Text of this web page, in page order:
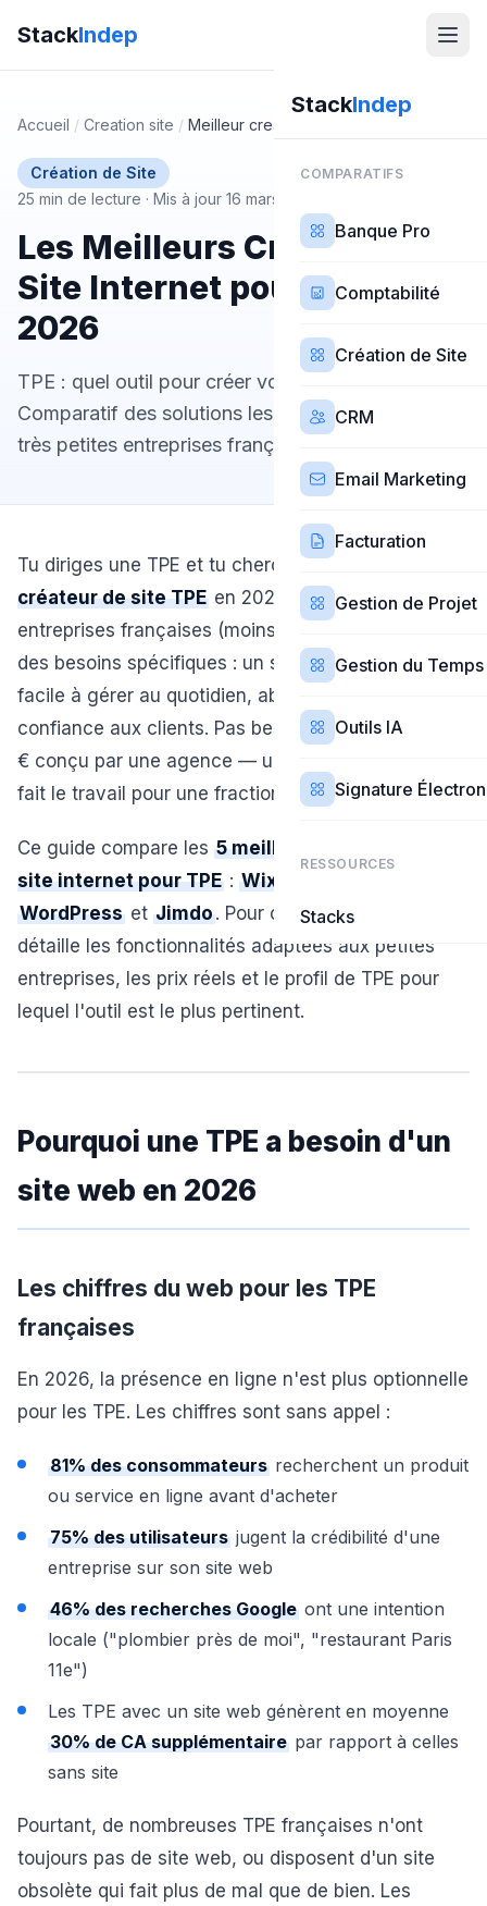
StackIndep
StackIndep
COMPARATIFS
Banque Pro
Comptabilité
Création de Site
CRM
Email Marketing
Facturation
Gestion de Projet
Gestion du Temps
Outils IA
Signature
RESSOURCES
Stacks
Accueil / Creation site / Meilleur createur site tpe
Création de Site
25 min de lecture · Mis à jour 16 mars 2026
Les Meilleurs Créateurs de
Site Internet pour TPE en
2026
TPE : quel outil pour créer votre site web ?
Comparatif des solutions les plus adaptées aux
très petites entreprises françaises.
Tu diriges une TPE et tu cherches le
créateur de site TPE en 2026 ? Les très petites
entreprises françaises (moins de 10 salariés) ont
des besoins spécifiques : un site professionnel,
facile à gérer au quotidien, abordable et qui inspire
confiance aux clients. Pas besoin d'un site à 5 000
€ conçu par une agence — un bon créateur de site
fait le travail pour une fraction du coût.
Ce guide compare les 5 meilleurs créateurs de
site internet pour TPE : Wix
WordPress et Jimdo. Pour chaque outil, on
détaille les fonctionnalités adaptées aux petites
entreprises, les prix réels et le profil de TPE pour
lequel l'outil est le plus pertinent.
Pourquoi une TPE a besoin d'un
site web en 2026
Les chiffres du web pour les TPE
françaises
En 2026, la présence en ligne n'est plus optionnelle
pour les TPE. Les chiffres sont sans appel :
81% des consommateurs recherchent un produit
ou service en ligne avant d'acheter
75% des utilisateurs jugent la crédibilité d'une
entreprise sur son site web
46% des recherches Google ont une intention
locale ("plombier près de moi", "restaurant Paris
11e")
Les TPE avec un site web génèrent en moyenne
30% de CA supplémentaire par rapport à celles
sans site
Pourtant, de nombreuses TPE françaises n'ont
toujours pas de site web, ou disposent d'un site
obsolète qui fait plus de mal que de bien. Les